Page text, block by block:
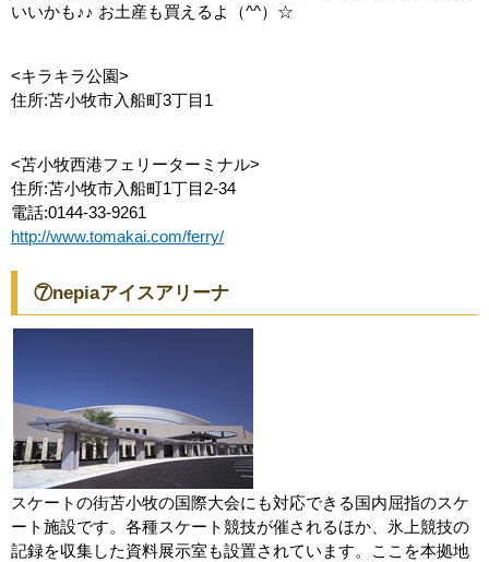
いいかも♪♪ お土産も買えるよ（^^）☆
<キラキラ公園>
住所:苫小牧市入船町3丁目1
<苫小牧西港フェリーターミナル>
住所:苫小牧市入船町1丁目2-34
電話:0144-33-9261
http://www.tomakai.com/ferry/
⑦nepiaアイスアリーナ
スケートの街苫小牧の国際大会にも対応できる国内屈指のスケ
ート施設です。各種スケート競技が催されるほか、氷上競技の
記録を収集した資料展示室も設置されています。ここを本拠地